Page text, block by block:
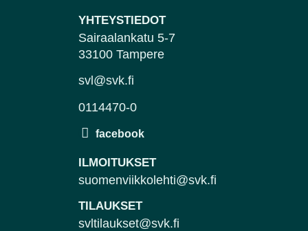
YHTEYSTIEDOT
Sairaalankatu 5-7
33100 Tampere
svl@svk.fi
0114470-0
ILMOITUKSET
suomenviikkolehti@svk.fi
TILAUKSET
svltilaukset@svk.fi